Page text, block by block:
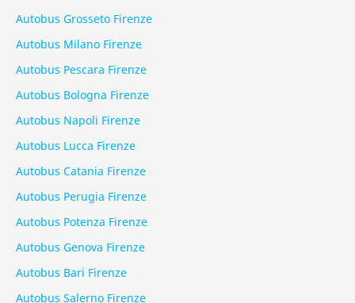
Autobus Grosseto Firenze
Autobus Milano Firenze
Autobus Pescara Firenze
Autobus Bologna Firenze
Autobus Napoli Firenze
Autobus Lucca Firenze
Autobus Catania Firenze
Autobus Perugia Firenze
Autobus Potenza Firenze
Autobus Genova Firenze
Autobus Bari Firenze
Autobus Salerno Firenze